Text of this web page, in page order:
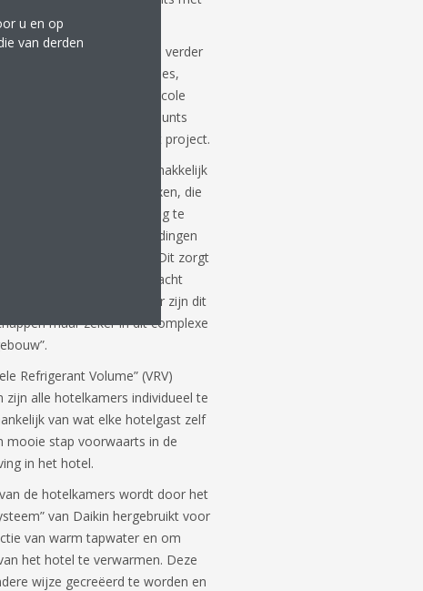
mm hoogte.
oplossing is hierna verder
door DWT-Groep uit Goes,
2023! Lead-engineer Nicole
Daikin Corporate Accounts
moment betrokken bij het project.
systeem van Daikin is makkelijk
compacte schakelboxen, die
zijn, waren eenvoudig te
vervolgens twee koelleidingen
in elke kamer. Dit zorgt
warmte of koude overdracht
hotelgast. Alles bij elkaar zijn dit
maar zeker in dit complexe
Refrigerant Volume” (VRV)
alle hotelkamers individueel te
van wat elke hotelgast zelf
mooie stap voorwaarts in de
in het hotel.
de hotelkamers wordt door het
van Daikin hergebruikt voor
van warm tapwater en om
het hotel te verwarmen. Deze
wijze gecreëerd te worden en
u en op
van derden